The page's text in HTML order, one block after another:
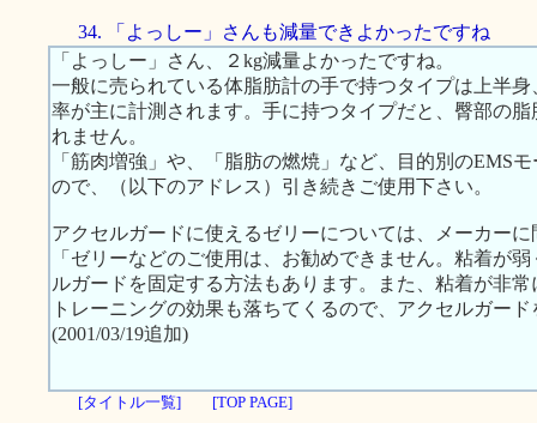
34. 「よっしー」さんも減量できよかったですね
「よっしー」さん、２kg減量よかったですね。
一般に売られている体脂肪計の手で持つタイプは上半
率が主に計測されます。手に持つタイプだと、臀部の
れません。
「筋肉増強」や、「脂肪の燃焼」など、目的別のEMS
ので、（以下のアドレス）引き続きご使用下さい。
アクセルガードに使えるゼリーについては、メーカー
「ゼリーなどのご使用は、お勧めできません。粘着が
ルガードを固定する方法もあります。また、粘着が非
トレーニングの効果も落ちてくるので、アクセルガー
(2001/03/19追加)
[タイトル一覧] [TOP PAGE]